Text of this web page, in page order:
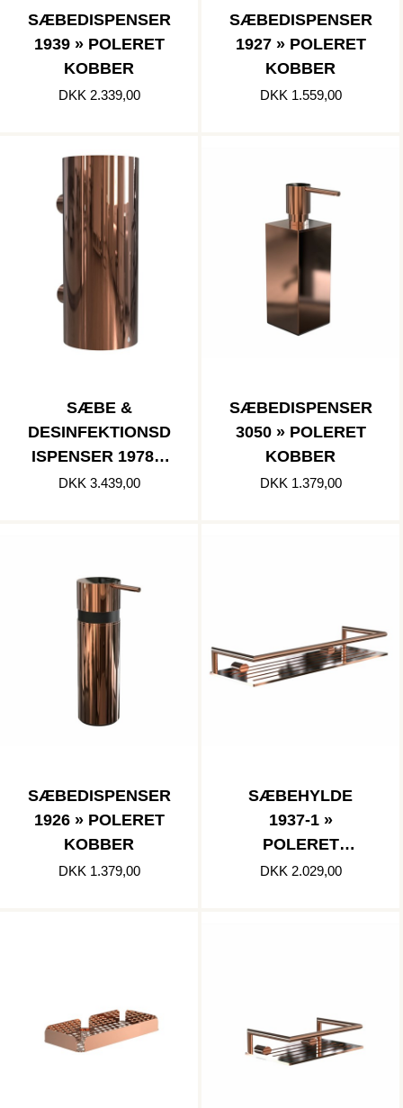
SÆBEDISPENSER
1939 » POLERET
KOBBER
DKK 2.339,00
SÆBEDISPENSER
1927 » POLERET
KOBBER
DKK 1.559,00
SÆBE &
DESINFEKTIONSD
ISPENSER 1978 »
POLERET
DKK 3.439,00
SÆBEDISPENSER
3050 » POLERET
KOBBER
DKK 1.379,00
SÆBEDISPENSER
1926 » POLERET
KOBBER
DKK 1.379,00
SÆBEHYLDE
1937-1 »
POLERET
KOBBER
DKK 2.029,00